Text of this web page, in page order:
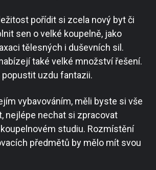
pořídit si zcela nový byt či
sen o velké koupelně, jako
tělesných i duševních sil.
také velké množství řešení.
uzdu fantazii.
vybavováním, měli byste si vše
nejlépe nechat si zpracovat
studiu. Rozmístění
předmětů by mělo mít svou